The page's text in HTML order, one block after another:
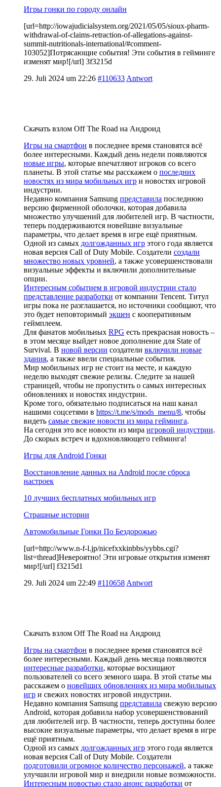
Игры гонки по городу онлайн
[url=http://iowajudicialsystem.org/2021/05/05/sioux-pharm-
withdrawal-of-claims-retraction-of-allegations-against-
summit-nutritionals-international/#comment-
103052]Потрясающие события! Эти события в гейминге
изменят мир![/url] 3f3215d
29. Juli 2024 um 22:26 #110633 Antwort
Скачать взлом Off The Road на Андроид
Игры на смартфон в последнее время становятся всё
более интересными. Каждый день недели появляются
новые игры, которые впечатляют игроков со всего
планеты. В этой статье мы расскажем о последних
новостях из мира мобильных игр и новостях игровой
индустрии.
Недавно компания Samsung представила последнюю
версию фирменной оболочки, которая добавила
множество улучшений для любителей игр. В частности,
теперь поддерживаются новейшие визуальные
параметры, что делает время в игре ещё приятным.
Одной из самых долгожданных игр этого года является
новая версия Call of Duty Mobile. Создатели создали
множество новых уровней, а также усовершенствовали
визуальные эффекты и включили дополнительные
опции.
Интересным событием в игровой индустрии стало
представление разработки от компании Tencent. Титул
игры пока не разглашается, но источники сообщают, что
это будет неповторимый экшен с кооперативным
геймплеем.
Для фанатов мобильных RPG есть прекрасная новость –
в этом месяце выйдет новое дополнение для State of
Survival. В новой версии создатели включили новые
здания, а также ввели специальные события.
Мир мобильных игр не стоит на месте, и каждую
неделю выходят свежие релизы. Следите за нашей
страницей, чтобы не пропустить о самых интересных
обновлениях и новостях индустрии.
Кроме того, обязательно подписаться на наш канал
нашими соцсетями в https://t.me/s/mods_menu/8, чтобы
видеть самые свежие новости из мира гейминга.
На сегодня это все новости из мира игровой индустрии.
До скорых встреч и вдохновляющего гейминга!
Игры для Android Гонки
Восстановление данных на Android после сброса
настроек
10 лучших бесплатных мобильных игр
Страшные истории
Автомобильные Гонки По Бездорожью
[url=http://www.n-f-l.jp/nicefxxkinbbs/yybbs.cgi?
list=thread]Невероятно! Эти игровые открытия изменят
мир![/url] f3215d1
29. Juli 2024 um 22:49 #110658 Antwort
Скачать взлом Off The Road на Андроид
Игры на смартфон в последнее время становятся всё
более интересными. Каждый день месяца появляются
интересные разработки, которые восхищают
пользователей со всего земного шара. В этой статье мы
расскажем о новейших обновлениях из мира мобильных
игр и свежих новостях игровой индустрии.
Недавно компания Samsung представила свежую версию
Android, которая добавила набор усовершенствований
для любителей игр. В частности, теперь доступны более
высокие визуальные параметры, что делает время в игре
ещё приятным.
Одной из самых долгожданных игр этого года является
новая версия Call of Duty Mobile. Создатели
подготовили огромное количество персонажей, а также
улучшили игровой мир и внедрили новые возможности.
Интересным новостью стало анонс разработки от